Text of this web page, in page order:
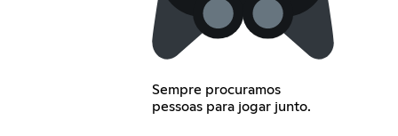
Sempre procuramos
pessoas para jogar junto.